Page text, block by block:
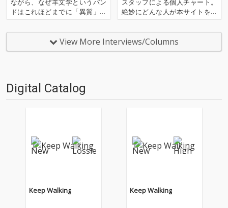
ドはこれほどまでに「異質」な
のか。タイアップや海外進出と
いった現代的な成功のフォーマ
ットを受け入れつつも、そのサ
ウンドは決して大衆性へ回収さ
絶妙にどんな人が本サイトを運
営しているのか？ そんな自己
紹介もちょっとかねておりま
す。2025年は、それぞれなにを
聴いてOTOTOYを作っていたの
View More Interviews/Columns
Digital Catalog
Keep Walking Keep Walking